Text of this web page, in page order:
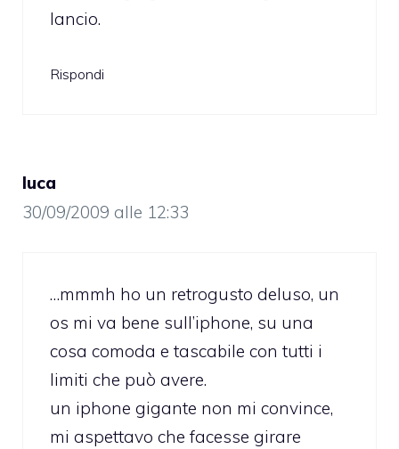
lancio.
Rispondi
luca
30/09/2009 alle 12:33
…mmmh ho un retrogusto deluso, un
os mi va bene sull’iphone, su una
cosa comoda e tascabile con tutti i
limiti che può avere.
un iphone gigante non mi convince,
mi aspettavo che facesse girare